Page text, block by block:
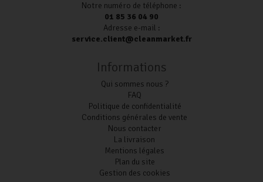
Notre numéro de téléphone :
01 85 36 04 90
Adresse e-mail :
service.client@cleanmarket.fr
Informations
Qui sommes nous ?
FAQ
Politique de confidentialité
Conditions générales de vente
Nous contacter
La livraison
Mentions légales
Plan du site
Gestion des cookies